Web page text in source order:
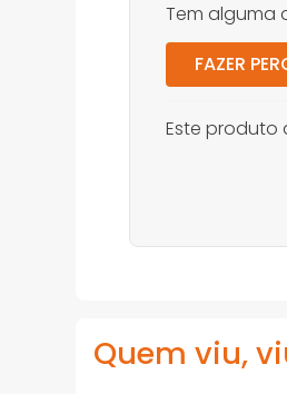
Tem alguma
FAZER
Este produto
Quem viu,